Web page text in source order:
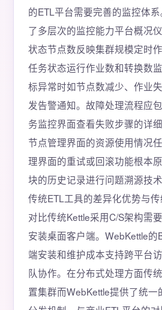
的ETL平台需要完善的监控体
了多层次的监控能力平台概况
状态节点数反映集群规模定时
任务状态运行作业数和转换数
标异常时如节点数减少、作业
发告警通知。故障处理流程应
务监控界面查看失败步骤的详
节点管理界面的资源使用情况
理界面的重试或回滚功能根本
块的历史记录进行问题溯源技
传统ETL工具的差异化优势与
对比传统Kettle采用C/S架构需
安装桌面客户端。WebKettle的
端安装和维护成本支持跨平台
队协作。在分布式处理方面传
置集群而WebKettle提供了统一